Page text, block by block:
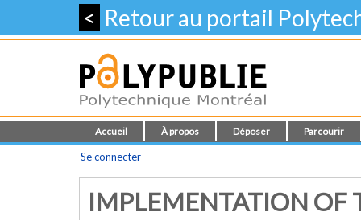
< Retour au portail
Accueil À propos Déposer Parcourir
Se connecter
IMPLEMENTATION